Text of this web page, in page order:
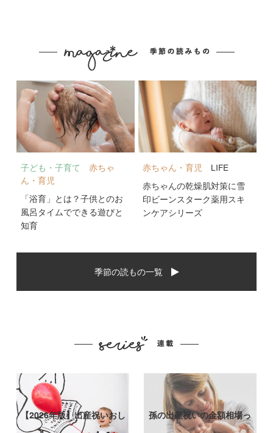
子ども・子育て
赤ちゃ
ん・育児
「浴育」とは？子供とのお
風呂タイムでできる遊びと
知育
赤ちゃん・育児
LIFE
赤ちゃんの乾燥肌対策に雪
印ビーンスターク薬用スキ
ンケアシリーズ
季節の読もの一覧
【2026年版】出産祝いおし
ゃれなプ…
孫の出産祝いの金額相場っ
て？出産祝い…